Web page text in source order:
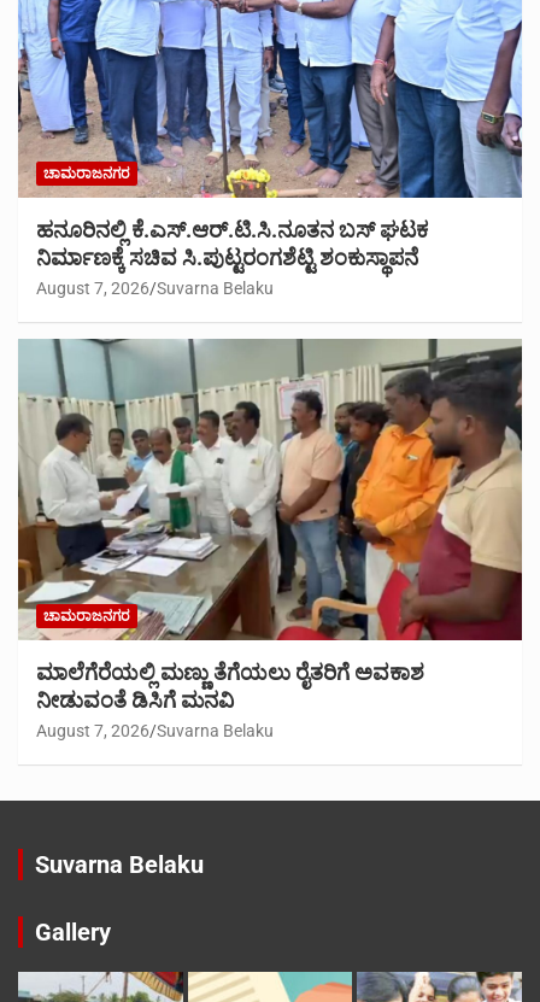
ಚಾಮರಾಜನಗರ
ಹನೂರಿನಲ್ಲಿ ಕೆ.ಎಸ್.ಆರ್.ಟಿ.ಸಿ.ನೂತನ ಬಸ್ ಘಟಕ
ನಿರ್ಮಾಣಕ್ಕೆ ಸಚಿವ ಸಿ.ಪುಟ್ಟರಂಗಶೆಟ್ಟಿ ಶಂಕುಸ್ಥಾಪನೆ
August 7, 2026 Suvarna Belaku
ಚಾಮರಾಜನಗರ
ಮಾಲೆಗೆರೆಯಲ್ಲಿ ಮಣ್ಣು ತೆಗೆಯಲು ರೈತರಿಗೆ ಅವಕಾಶ
ನೀಡುವಂತೆ ಡಿಸಿಗೆ ಮನವಿ
August 7, 2026 Suvarna Belaku
Suvarna Belaku
Gallery